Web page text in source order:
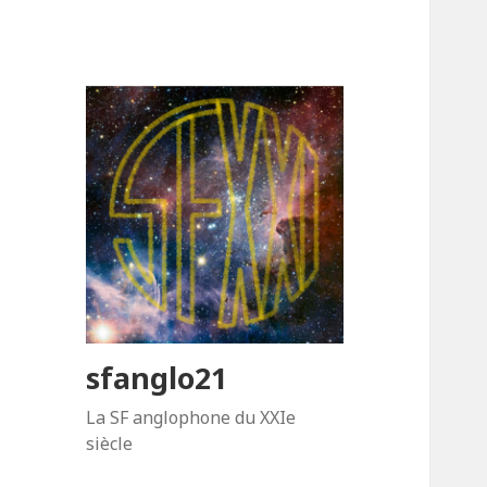
sfanglo21
La SF anglophone du XXIe
siècle